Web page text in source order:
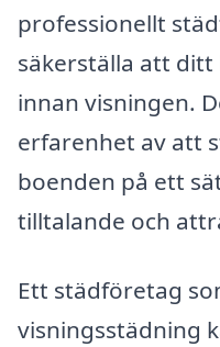
professionellt
säkerställa att
innan visningen.
erfarenhet av att
boenden på ett
tilltalande och
Ett städföretag
visningsstädning